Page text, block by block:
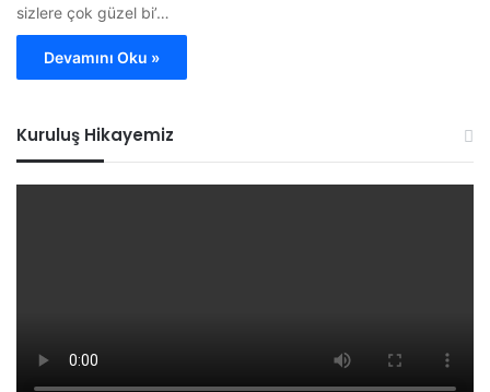
sizlere çok güzel bi’…
Devamını Oku »
Kuruluş Hikayemiz